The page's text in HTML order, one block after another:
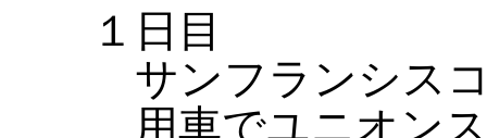
１日目
サンフランシス